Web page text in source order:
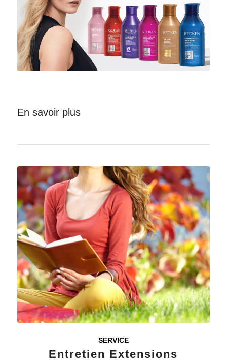
En savoir plus
SERVICE
Entretien Extensions